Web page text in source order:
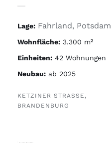
Lage: Fahrland, Potsdam
Wohnfläche: 3.300 m²
Einheiten: 42 Wohnungen
Neubau: ab 2025
KETZINER STRASSE, B
RANDENBURG